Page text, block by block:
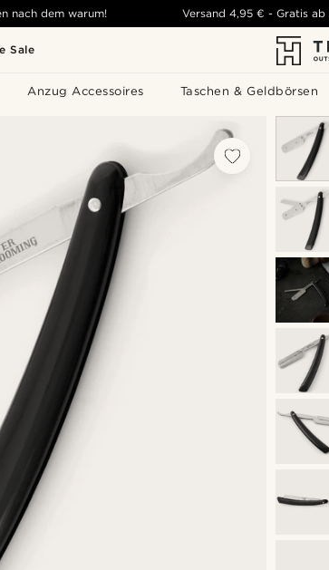
Sale
Anzug Accessoires Taschen & Geldbörsen
nach dem warum! Versand 4,95 € -Gratis ab